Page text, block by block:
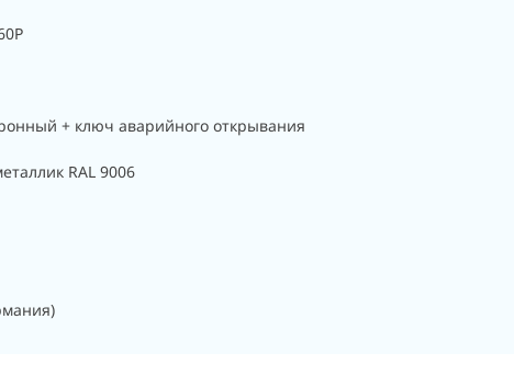
+ ключ аварийного открывания
RAL 9006